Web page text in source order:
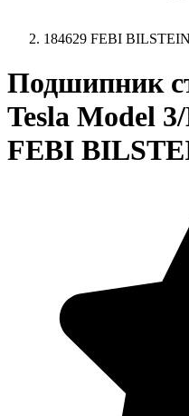
184629 FEBI BILSTEIN
Подшипник
Tesla Model
FEBI